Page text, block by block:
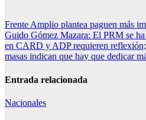
Navegación
de
entradas
Frente Amplio plantea paguen más
Guido Gómez Mazara: El PRM se
en CARD y ADP requieren
masas indican que hay que dedicar
Entrada relacionada
Nacionales